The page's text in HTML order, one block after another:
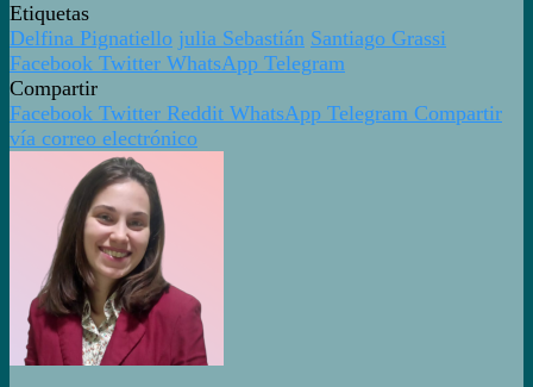
Etiquetas
Delfina Pignatiello julia Sebastián Santiago Grassi
Facebook Twitter WhatsApp Telegram
Compartir
Facebook Twitter Reddit WhatsApp Telegram Compartir
vía correo electrónico